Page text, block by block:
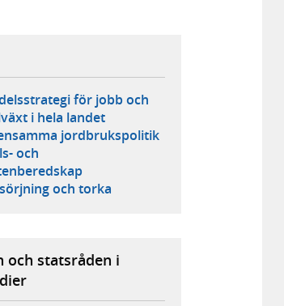
för jobb och
i hela landet
jordbrukspolitik
och
och torka
och statsråden i